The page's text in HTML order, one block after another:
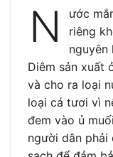
N
ước
riêng
nguyên
Diêm sản xuất
và cho ra loại
loại cá tươi vì
đem vào ủ
người dân phải